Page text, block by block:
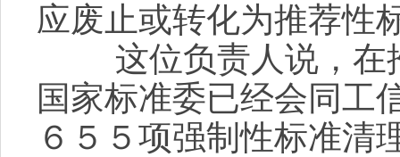
应废止或转化为推荐性
这位负责人说，在
国家标准委已经会同工
６５５项强制性标准清